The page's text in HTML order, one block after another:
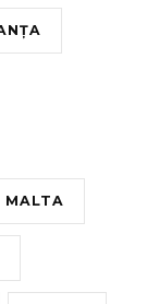
MALTA